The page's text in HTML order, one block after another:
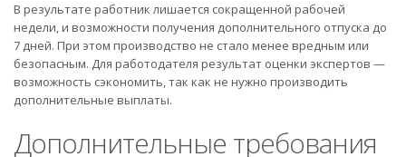
В результате работник лишается сокращенной рабочей
недели, и возможности получения дополнительного отпуска до
7 дней. При этом производство не стало менее вредным или
безопасным. Для работодателя результат оценки экспертов —
возможность сэкономить, так как не нужно производить
дополнительные выплаты.
Дополнительные требования